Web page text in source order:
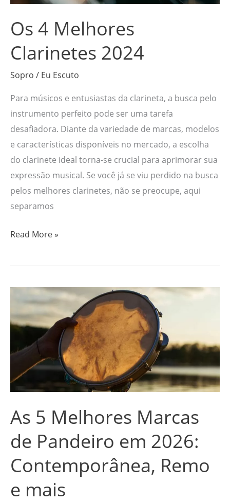
Os 4 Melhores
Clarinetes 2024
Sopro / Eu Escuto
Para músicos e entusiastas da clarineta, a busca pelo
instrumento perfeito pode ser uma tarefa
desafiadora. Diante da variedade de marcas, modelos
e características disponíveis no mercado, a escolha
do clarinete ideal torna-se crucial para aprimorar sua
expressão musical. Se você já se viu perdido na busca
pelos melhores clarinetes, não se preocupe, aqui
separamos
Read More »
As 5 Melhores Marcas
de Pandeiro em 2026:
Contemporânea, Remo
e mais
Melhores
Marcas
de
Pandeiro
em
Contemporânea,
Remo
e
mais